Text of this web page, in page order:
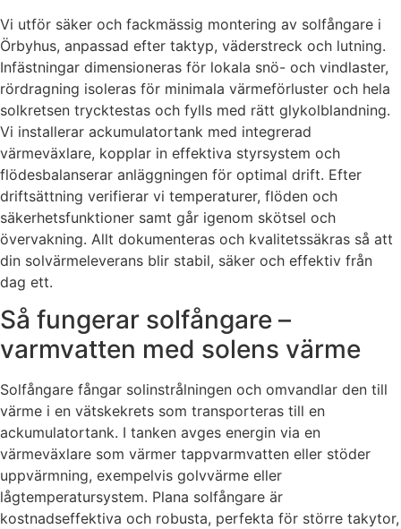
Vi utför säker och fackmässig montering av solfångare i
Örbyhus, anpassad efter taktyp, väderstreck och lutning.
Infästningar dimensioneras för lokala snö- och vindlaster,
rördragning isoleras för minimala värmeförluster och hela
solkretsen trycktestas och fylls med rätt glykolblandning.
Vi installerar ackumulatortank med integrerad
värmeväxlare, kopplar in effektiva styrsystem och
flödesbalanserar anläggningen för optimal drift. Efter
driftsättning verifierar vi temperaturer, flöden och
säkerhetsfunktioner samt går igenom skötsel och
övervakning. Allt dokumenteras och kvalitetssäkras så att
din solvärmeleverans blir stabil, säker och effektiv från
dag ett.
Så fungerar solfångare –
varmvatten med solens värme
Solfångare fångar solinstrålningen och omvandlar den till
värme i en vätskekrets som transporteras till en
ackumulatortank. I tanken avges energin via en
värmeväxlare som värmer tappvarmvatten eller stöder
uppvärmning, exempelvis golvvärme eller
lågtemperatursystem. Plana solfångare är
kostnadseffektiva och robusta, perfekta för större takytor,